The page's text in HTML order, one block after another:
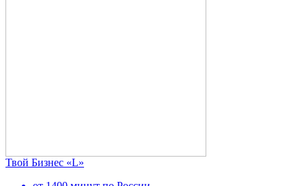
Твой Бизнес «L»